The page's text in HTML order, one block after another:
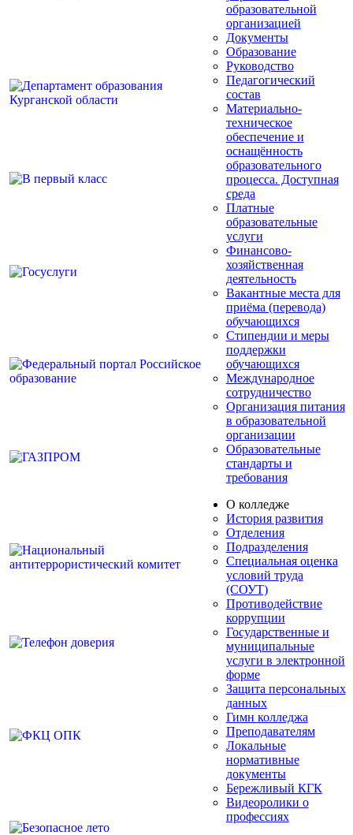
образовательной
организацией
Документы
Образование
Руководство
Педагогический
состав
Материально-
техническое
обеспечение и
оснащённость
образовательного
процесса. Доступная
среда
Платные
образовательные
услуги
Финансово-
хозяйственная
деятельность
Вакантные места для
приёма (перевода)
обучающихся
Стипендии и меры
поддержки
обучающихся
Международное
сотрудничество
Организация питания
в образовательной
организации
Образовательные
стандарты и
требования
О колледже
История развития
Отделения
Подразделения
Специальная оценка
условий труда
(СОУТ)
Противодействие
коррупции
Государственные и
муниципальные
услуги в электронной
форме
Защита персональных
данных
Гимн колледжа
Преподавателям
Локальные
нормативные
документы
Бережливый КГК
Видеоролики о
профессиях